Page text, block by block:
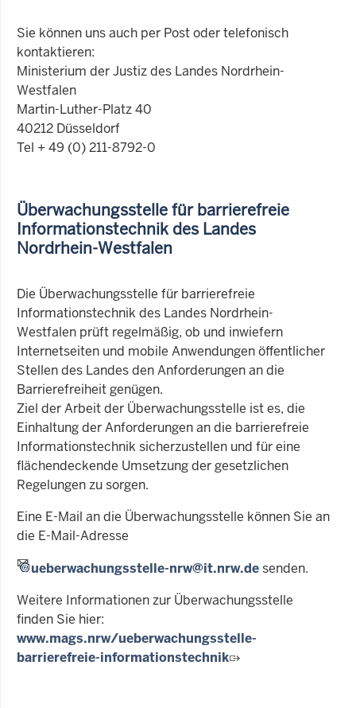
Sie können uns auch per Post oder telefonisch
kontaktieren:
Ministerium der Justiz des Landes Nordrhein-
Westfalen
Martin-Luther-Platz 40
40212 Düsseldorf
Tel + 49 (0) 211-8792-0
Überwachungsstelle für barrierefreie
Informationstechnik des Landes
Nordrhein-Westfalen
Die Überwachungsstelle für barrierefreie
Informationstechnik des Landes Nordrhein-
Westfalen prüft regelmäßig, ob und inwiefern
Internetseiten und mobile Anwendungen öffentlicher
Stellen des Landes den Anforderungen an die
Barrierefreiheit genügen.
Ziel der Arbeit der Überwachungsstelle ist es, die
Einhaltung der Anforderungen an die barrierefreie
Informationstechnik sicherzustellen und für eine
flächendeckende Umsetzung der gesetzlichen
Regelungen zu sorgen.
Eine E-Mail an die Überwachungsstelle können Sie an
die E-Mail-Adresse
ueberwachungsstelle-nrw@it.nrw.desenden.
Weitere Informationen zur Überwachungsstelle
finden Sie hier:
www.mags.nrw/ueberwachungsstelle-
barrierefreie-informationstechnik